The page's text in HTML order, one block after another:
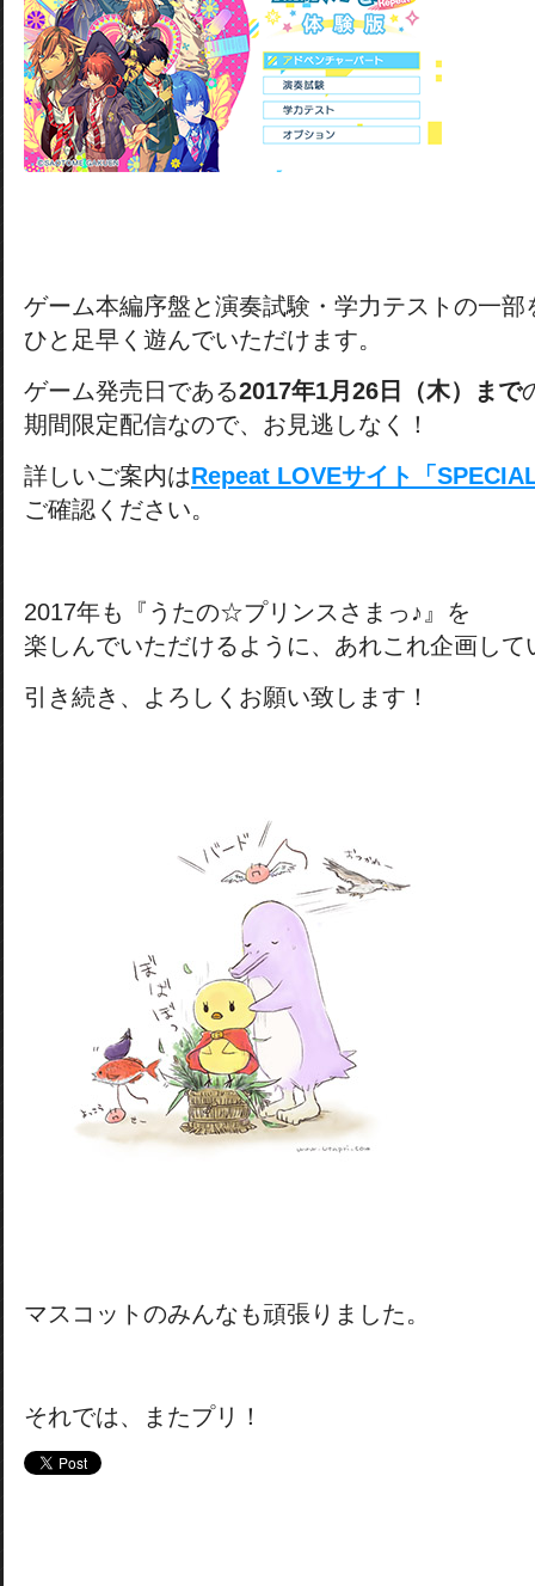
ゲーム本編序盤と演奏試験・学力テストの一部
ひと足早く遊んでいただけます。
ゲーム発売日である2017年1月26日（木）まで
期間限定配信なので、お見逃しなく！
詳しいご案内はRepeat LOVEサイト「
ご確認ください。
2017年も『うたの☆プリンスさまっ♪』を
楽しんでいただけるように、あれこれ企画して
引き続き、よろしくお願い致します！
マスコットのみんなも頑張りました。
それでは、またプリ！